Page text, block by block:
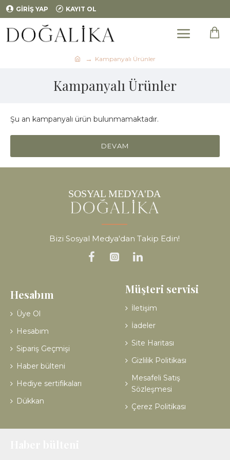
GIRIŞ YAP KAYIT OL
Kampanyalı Ürünler
Kampanyalı Ürünler
Şu an kampanyalı ürün bulunmamaktadır.
DEVAM
SOSYAL MEDYA'DA
Bizi Sosyal Medya'dan Takip Edin!
Hesabım
Üye Ol
Hesabım
Sipariş Geçmişi
Haber bülteni
Hediye sertifikaları
Dükkan
Müşteri servisi
İletişim
İadeler
Site Haritası
Gizlilik Politikası
Mesafeli Satış
Sözleşmesi
Çerez Politikası